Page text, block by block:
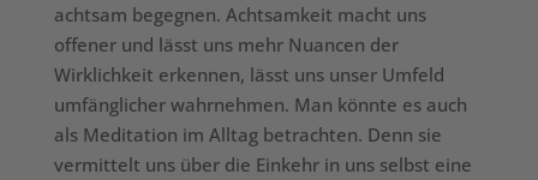
achtsam begegnen. Achtsamkeit macht uns
offener und lässt uns mehr Nuancen der
Wirklichkeit erkennen, lässt uns unser Umfeld
umfänglicher wahrnehmen. Man könnte es auch
als Meditation im Alltag betrachten. Denn sie
vermittelt uns über die Einkehr in uns selbst eine